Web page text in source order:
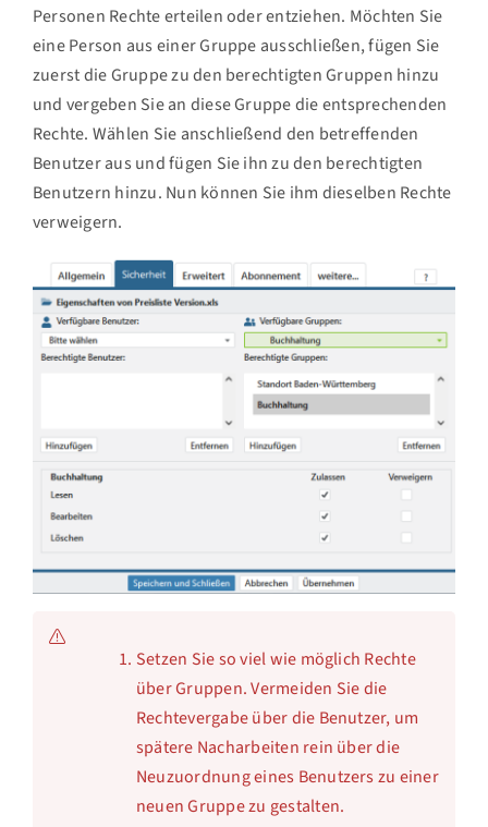
Personen Rechte erteilen oder entziehen. Möchten Sie
eine Person aus einer Gruppe ausschließen, fügen Sie
zuerst die Gruppe zu den berechtigten Gruppen hinzu
und vergeben Sie an diese Gruppe die entsprechenden
Rechte. Wählen Sie anschließend den betreffenden
Benutzer aus und fügen Sie ihn zu den berechtigten
Benutzern hinzu. Nun können Sie ihm dieselben Rechte
verweigern.
Setzen Sie so viel wie möglich Rechte
über Gruppen. Vermeiden Sie die
Rechtevergabe über die Benutzer, um
spätere Nacharbeiten rein über die
Neuzuordnung eines Benutzers zu einer
neuen Gruppe zu gestalten.